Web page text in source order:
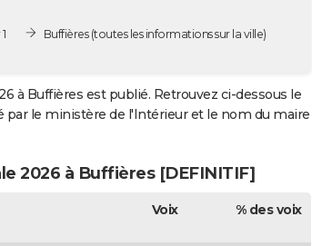
Buffières(toutes les informations sur la ville)
à Buffières est publié. Retrouvez ci-dessous le
le ministère de l'Intérieur et le nom du maire
2026 à Buffières [DEFINITIF]
Voix % des voix